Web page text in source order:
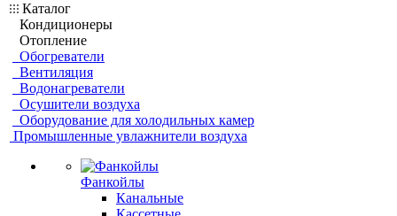
Каталог
Кондиционеры
Отопление
Обогреватели
Вентиляция
Водонагреватели
Осушители воздуха
Оборудование для холодильных камер
Промышленные увлажнители воздуха
Фанкойлы
Канальные